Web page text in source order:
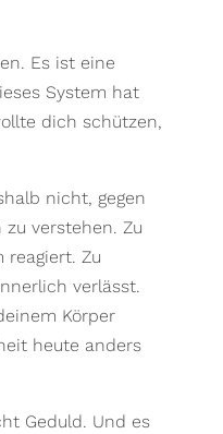
Es ist eine
System hat
dich schützen,
nicht, gegen
verstehen. Zu
reagiert. Zu
verlässt.
Körper
heute anders
Geduld. Und es